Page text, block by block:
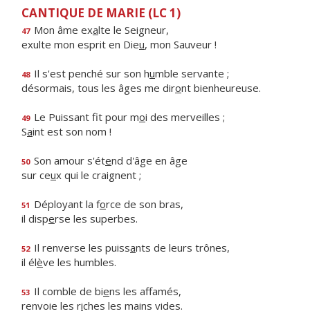
CANTIQUE DE MARIE (LC 1)
47 Mon âme exalte le Seigneur,
exulte mon esprit en Dieu, mon Sauveur !
48 Il s'est penché sur son humble servante ;
désormais, tous les âges me diront bienheureuse.
49 Le Puissant fit pour moi des merveilles ;
Saint est son nom !
50 Son amour s'étend d'âge en âge
sur ceux qui le craignent ;
51 Déployant la force de son bras,
il disperse les superbes.
52 Il renverse les puissants de leurs trônes,
il élève les humbles.
53 Il comble de biens les affamés,
renvoie les riches les mains vides.